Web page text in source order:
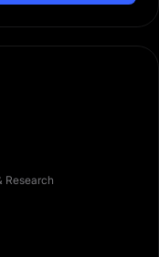
Research